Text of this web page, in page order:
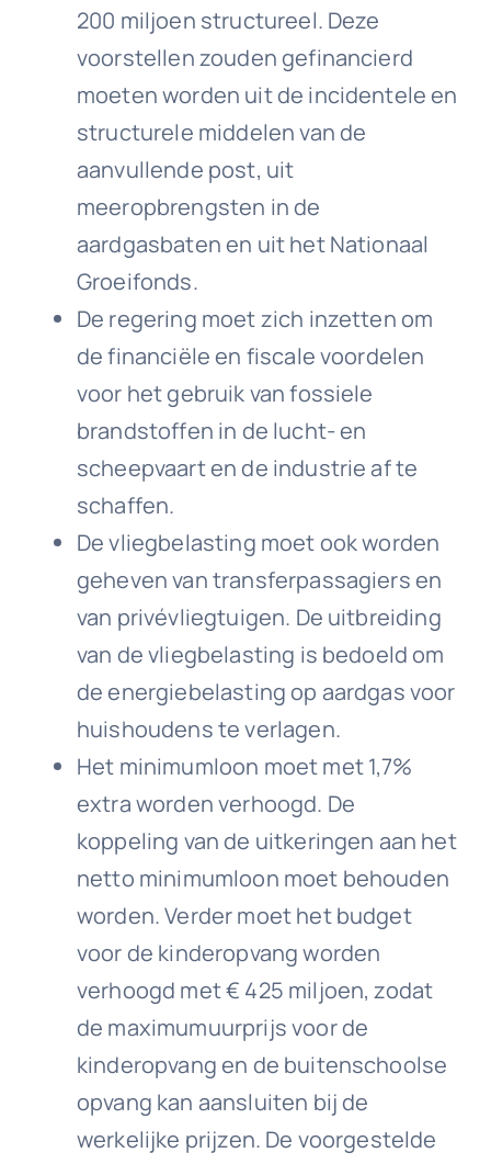
200 miljoen structureel. Deze
voorstellen zouden gefinancierd
moeten worden uit de incidentele en
structurele middelen van de
aanvullende post, uit
meeropbrengsten in de
aardgasbaten en uit het Nationaal
Groeifonds.
De regering moet zich inzetten om
de financiële en fiscale voordelen
voor het gebruik van fossiele
brandstoffen in de lucht- en
scheepvaart en de industrie af te
schaffen.
De vliegbelasting moet ook worden
geheven van transferpassagiers en
van privévliegtuigen. De uitbreiding
van de vliegbelasting is bedoeld om
de energiebelasting op aardgas voor
huishoudens te verlagen.
Het minimumloon moet met 1,7%
extra worden verhoogd. De
koppeling van de uitkeringen aan het
netto minimumloon moet behouden
worden. Verder moet het budget
voor de kinderopvang worden
verhoogd met € 425 miljoen, zodat
de maximumuurprijs voor de
kinderopvang en de buitenschoolse
opvang kan aansluiten bij de
werkelijke prijzen. De voorgestelde